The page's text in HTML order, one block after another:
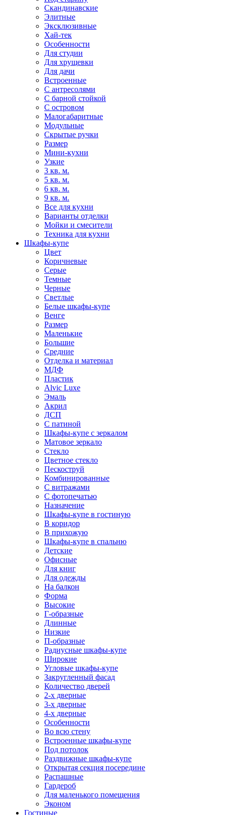
Скандинавские
Элитные
Эксклюзивные
Хай-тек
Особенности
Для студии
Для хрущевки
Для дачи
Встроенные
С антресолями
С барной стойкой
С островом
Малогабаритные
Модульные
Скрытые ручки
Размер
Мини-кухни
Узкие
3 кв. м.
5 кв. м.
6 кв. м.
9 кв. м.
Все для кухни
Варианты отделки
Мойки и смесители
Техника для кухни
Шкафы-купе
Цвет
Коричневые
Серые
Темные
Черные
Светлые
Белые шкафы-купе
Венге
Размер
Маленькие
Большие
Средние
Отделка и материал
МДФ
Пластик
Alvic Luxe
Эмаль
Акрил
ДСП
С патиной
Шкафы-купе с зеркалом
Матовое зеркало
Стекло
Цветное стекло
Пескоструй
Комбинированные
С витражами
С фотопечатью
Назначение
Шкафы-купе в гостиную
В коридор
В прихожую
Шкафы-купе в спальню
Детские
Офисные
Для книг
Для одежды
На балкон
Форма
Высокие
Г-образные
Длинные
Низкие
П-образные
Радиусные шкафы-купе
Широкие
Угловые шкафы-купе
Закругленный фасад
Количество дверей
2-х дверные
3-х дверные
4-х дверные
Особенности
Во всю стену
Встроенные шкафы-купе
Под потолок
Раздвижные шкафы-купе
Открытая секция посередине
Распашные
Гардероб
Для маленького помещения
Эконом
Гостиные